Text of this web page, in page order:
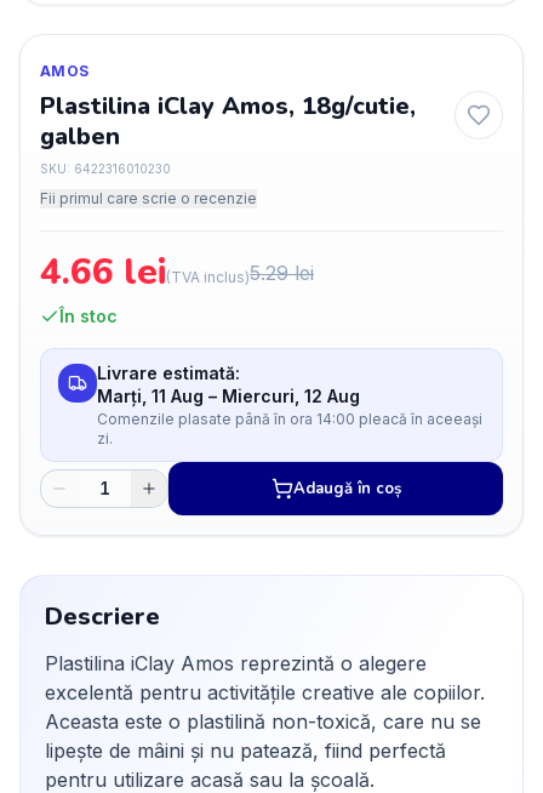
AMOS
Plastilina iClay Amos, 18g/cutie,
galben
SKU: 6422316010230
Fii primul care scrie o recenzie
4.66 lei(TVA inclus)5.29lei
În stoc
Livrare estimată:
Marți, 11 Aug – Miercuri, 12 Aug
Comenzile plasate până în ora 14:00 pleacă în aceeași
zi.
Adaugă în coș
Descriere
Plastilina iClay Amos reprezintă o alegere
excelentă pentru activitățile creative ale copiilor.
Aceasta este o plastilină non-toxică, care nu se
lipește de mâini și nu patează, fiind perfectă
pentru utilizare acasă sau la școală.